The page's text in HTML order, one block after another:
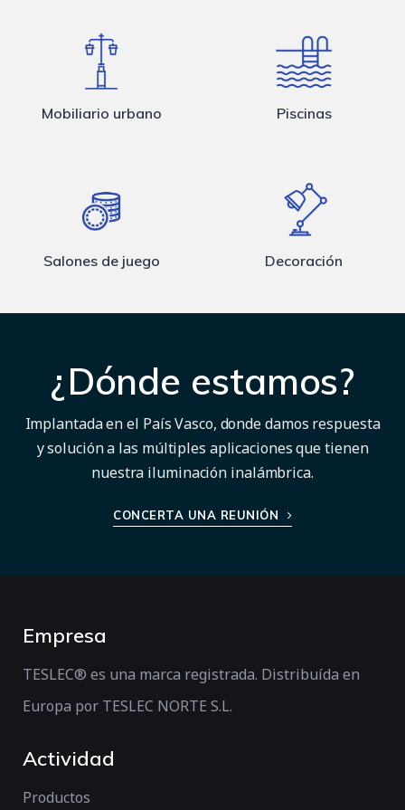
Mobiliario urbano Piscinas
Salones de juego Decoración
¿Dónde estamos?
Implantada en el País Vasco, donde damos respuesta
y solución a las múltiples aplicaciones que tienen
nuestra iluminación inalámbrica.
CONCERTA UNA REUNIÓN
Empresa
TESLEC® es una marca registrada. Distribuída en
Europa por TESLEC NORTE S.L.
Actividad
Productos